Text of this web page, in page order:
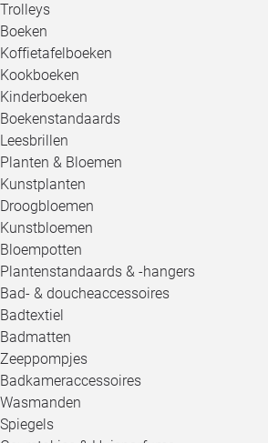
Trolleys
Boeken
Koffietafelboeken
Kookboeken
Kinderboeken
Boekenstandaards
Leesbrillen
Planten & Bloemen
Kunstplanten
Droogbloemen
Kunstbloemen
Bloempotten
Plantenstandaards & -hangers
Bad- & doucheaccessoires
Badtextiel
Badmatten
Zeeppompjes
Badkameraccessoires
Wasmanden
Spiegels